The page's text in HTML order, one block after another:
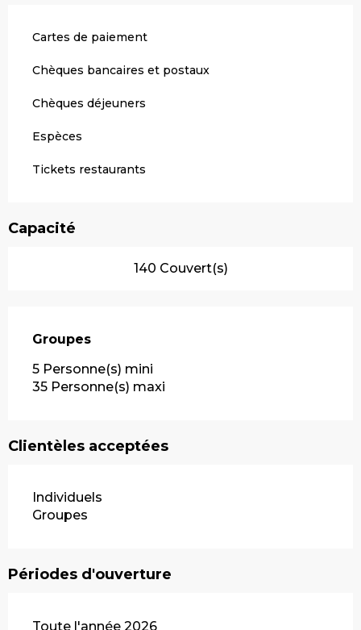
Cartes de paiement
Chèques bancaires et postaux
Chèques déjeuners
Espèces
Tickets restaurants
Capacité
140 Couvert(s)
Groupes
Groupes
5 Personne(s) mini
35 Personne(s) maxi
Clientèles acceptées
Individuels
Groupes
Périodes d'ouverture
Toute l'année 2026